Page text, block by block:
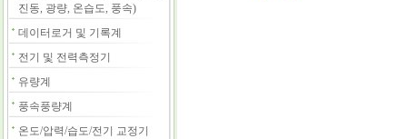
진동, 광량, 온습도, 풍속)
데이터로거 및 기록계
전기 및 전력측정기
유량계
풍속풍량계
온도/압력/습도/전기 교정기